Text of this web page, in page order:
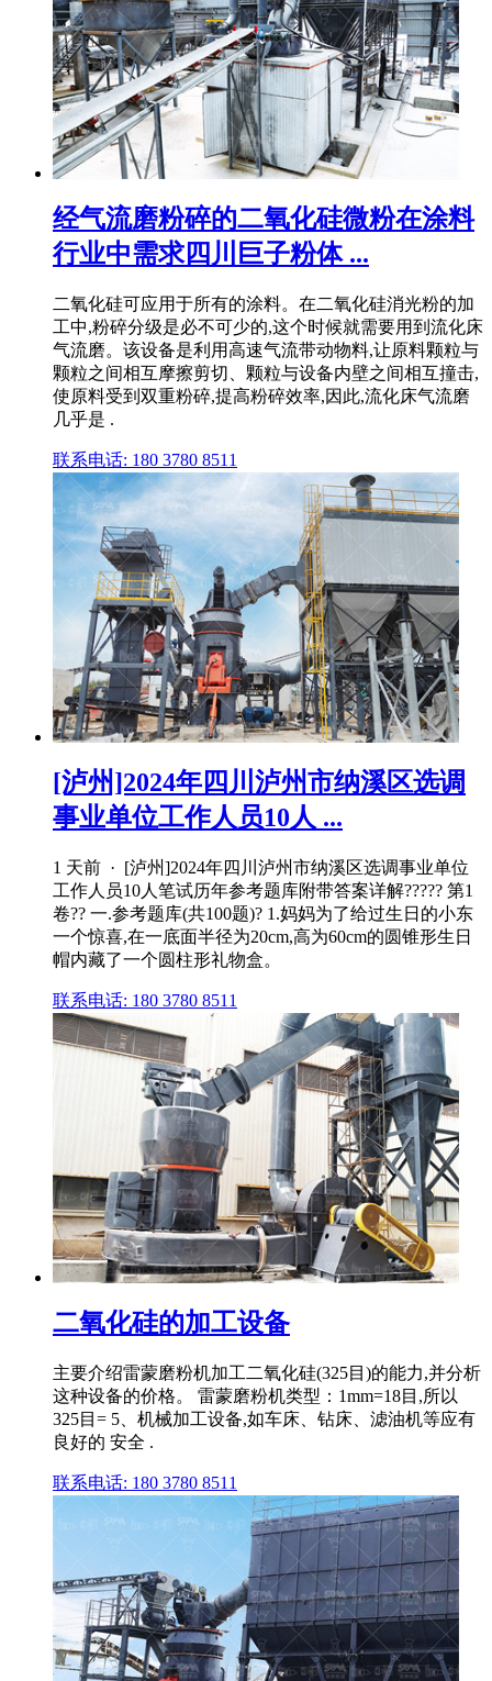
经气流磨粉碎的二氧化硅微粉在涂料
行业中需求四川巨子粉体 ...
二氧化硅可应用于所有的涂料。在二氧化硅消光粉的加
工中,粉碎分级是必不可少的,这个时候就需要用到流化床
气流磨。该设备是利用高速气流带动物料,让原料颗粒与
颗粒之间相互摩擦剪切、颗粒与设备内壁之间相互撞击,
使原料受到双重粉碎,提高粉碎效率,因此,流化床气流磨
几乎是 .
联系电话: 180 3780 8511
[泸州]2024年四川泸州市纳溪区选调
事业单位工作人员10人 ...
1 天前 · [泸州]2024年四川泸州市纳溪区选调事业单位
工作人员10人笔试历年参考题库附带答案详解????? 第1
卷?? 一.参考题库(共100题)? 1.妈妈为了给过生日的小东
一个惊喜,在一底面半径为20cm,高为60cm的圆锥形生日
帽内藏了一个圆柱形礼物盒。
联系电话: 180 3780 8511
二氧化硅的加工设备
主要介绍雷蒙磨粉机加工二氧化硅(325目)的能力,并分析
这种设备的价格。 雷蒙磨粉机类型：1mm=18目,所以
325目= 5、机械加工设备,如车床、钻床、滤油机等应有
良好的 安全 .
联系电话: 180 3780 8511